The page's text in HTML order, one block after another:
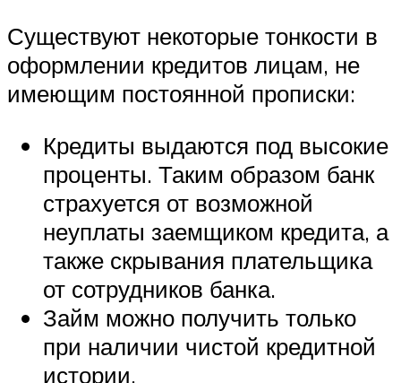
Существуют некоторые тонкости в
оформлении кредитов лицам, не
имеющим постоянной прописки:
Кредиты выдаются под высокие
проценты. Таким образом банк
страхуется от возможной
неуплаты заемщиком кредита, а
также скрывания плательщика
от сотрудников банка.
Займ можно получить только
при наличии чистой кредитной
истории.